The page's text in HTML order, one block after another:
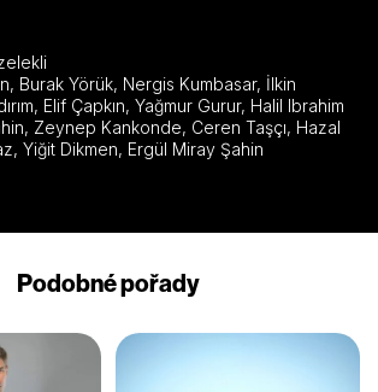
že Asyu podcenil.
Benli, Atakan Yılmaz, Yiğit Dikmen, Ergül Miray Şahin
Podobné pořady